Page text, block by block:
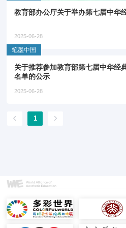
教育部办公厅关于举办第七届中华
2025-06-28
笔墨中国
关于推荐参加教育部第七届中华经
名单的公示
2025-06-28
1